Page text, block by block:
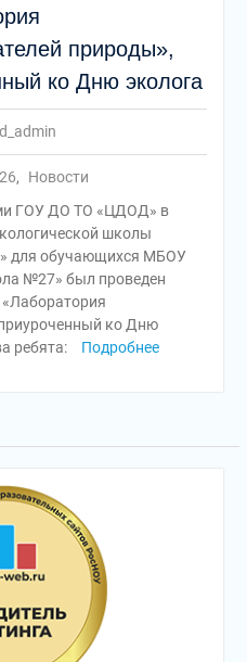
природы»,
ко Дню эколога
,
Новости
ГОУ ДО ТО «ЦДОД» в
школы
для обучающихся МБОУ
№27» был проведен
ко Дню
ребята:
Подробнее